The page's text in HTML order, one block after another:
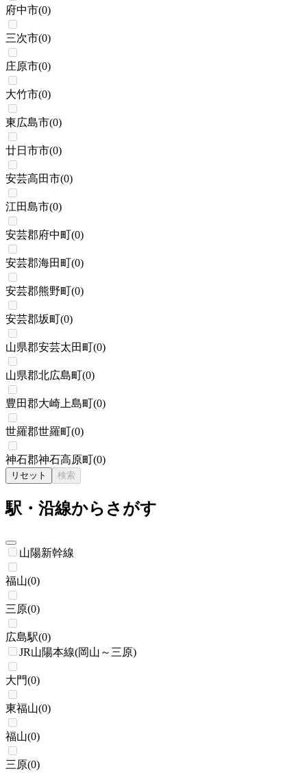
府中市(0)
三次市(0)
庄原市(0)
大竹市(0)
東広島市(0)
廿日市市(0)
安芸高田市(0)
江田島市(0)
安芸郡府中町(0)
安芸郡海田町(0)
安芸郡熊野町(0)
安芸郡坂町(0)
山県郡安芸太田町(0)
山県郡北広島町(0)
豊田郡大崎上島町(0)
世羅郡世羅町(0)
神石郡神石高原町(0)
リセット 検索
駅・沿線からさがす
山陽新幹線
福山(0)
三原(0)
広島駅(0)
JR山陽本線(岡山～三原)
大門(0)
東福山(0)
福山(0)
三原(0)